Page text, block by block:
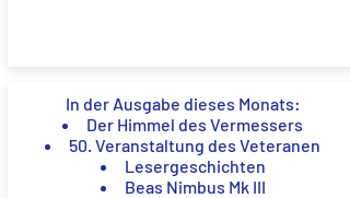
In der Ausgabe dieses Monats:
Der Himmel des Vermessers
50. Veranstaltung des Veteranen
Lesergeschichten
Beas Nimbus Mk III